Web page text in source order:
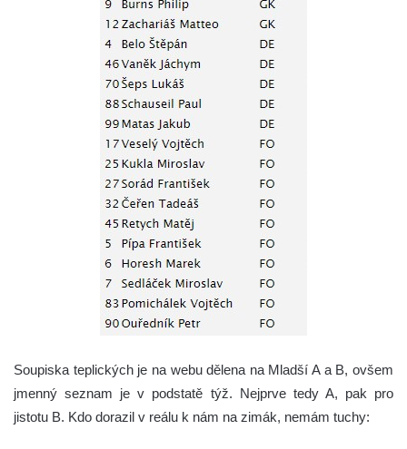
Soupiska teplických je na webu dělena na Mladší A a B, ovšem
jmenný seznam je v podstatě týž. Nejprve tedy A, pak pro
jistotu B. Kdo dorazil v reálu k nám na zimák, nemám tuchy: